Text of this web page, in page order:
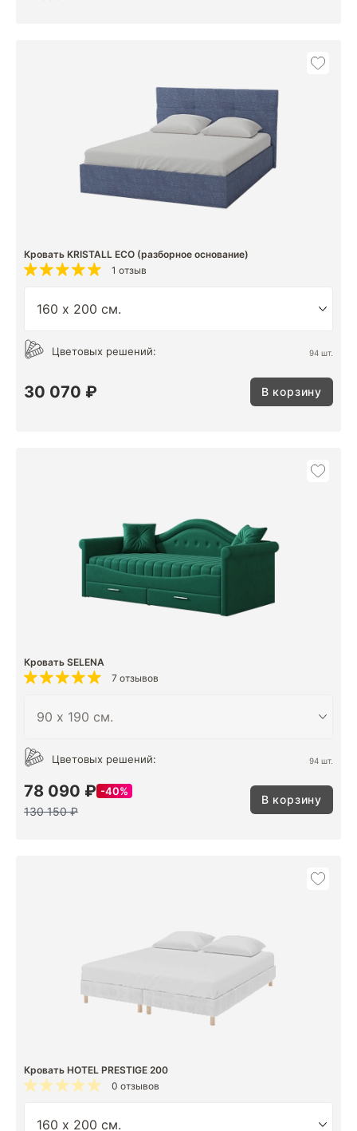
Кровать KRISTALL ECO (разборное основание)
1 отзыв
Цветовых решений: 94 шт.
30 070 ₽ В корзину
Кровать SELENA
7 отзывов
Цветовых решений: 94 шт.
78 090 ₽ 40%
130 150 ₽
В корзину
Кровать HOTEL PRESTIGE 200
0 отзывов